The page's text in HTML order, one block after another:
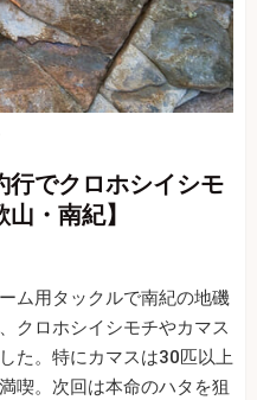
行でクロホシイシモ
・南紀】
ム用タックルで南紀の地磯
クロホシイシモチやカマス
た。特にカマスは30匹以上
喫。次回は本命のハタを狙